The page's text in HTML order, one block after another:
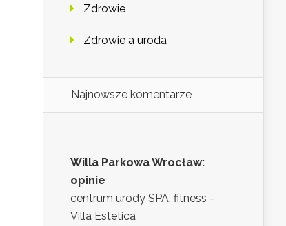
Zdrowie
Zdrowie a uroda
Najnowsze komentarze
Willa Parkowa Wrocław:
opinie
centrum urody SPA, fitness -
Villa Estetica